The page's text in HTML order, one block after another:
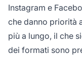
Instagram e
che danno priorità
più a lungo, il che
dei formati sono